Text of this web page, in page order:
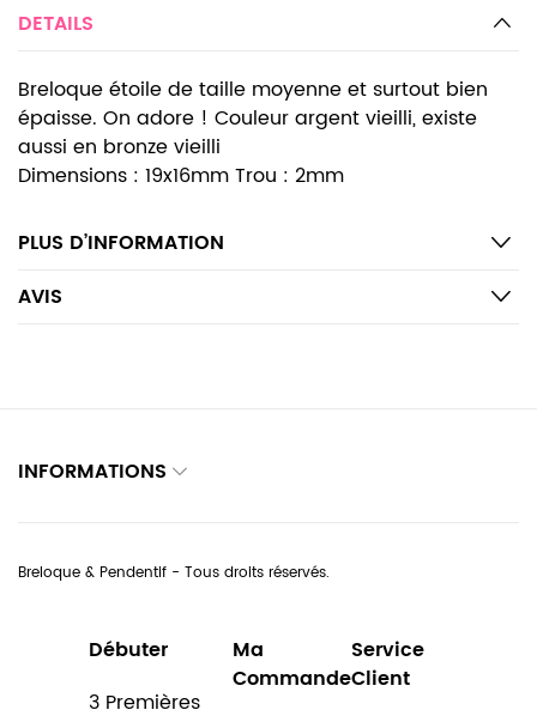
DETAILS
Breloque étoile de taille moyenne et surtout bien
épaisse. On adore ! Couleur argent vieilli, existe
aussi en bronze vieilli
Dimensions : 19x16mm Trou : 2mm
PLUS D’INFORMATION
AVIS
INFORMATIONS
Breloque & Pendentif - Tous droits réservés.
Débuter
3 Premières
Ma
Commande
Service
Client